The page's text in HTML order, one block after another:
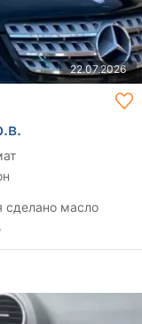
22.07.2026
сделано масло